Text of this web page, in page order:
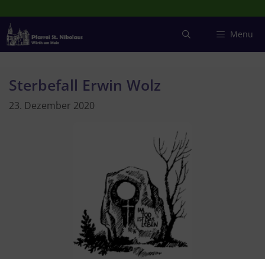
Inhalt
springen
Menu
Sterbefall Erwin Wolz
23. Dezember 2020